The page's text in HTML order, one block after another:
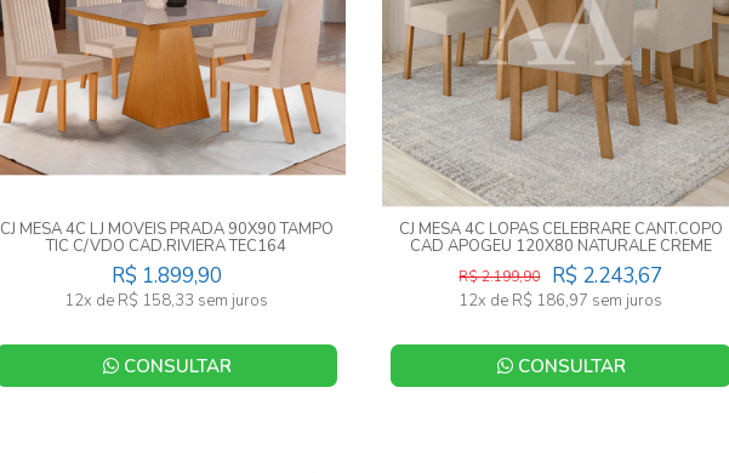
CJ MESA 4C LJ MOVEIS PRADA 90X90 TAMPO
TIC C/VDO CAD.RIVIERA TEC164
CASTANHO/CINAMOMO
R$ 1.899,90
12x de R$ 158,33 sem juros
CONSULTAR
CJ MESA 4C LOPAS CELEBRARE CANT.COPO
CAD APOGEU 120X80 NATURALE CREME
AMENDOA CLEAN / OFF WHITE
R$ 2.243,67
R$ 2.199,90
12x de R$ 186,97 sem juros
CONSULTAR